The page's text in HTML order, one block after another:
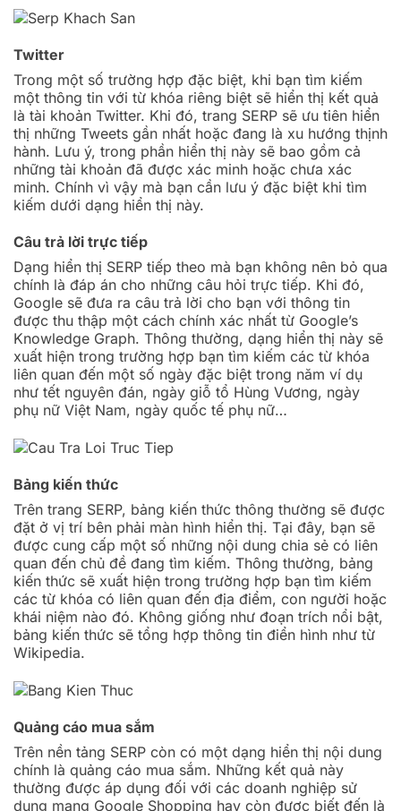
Twitter
Trong một số trường hợp đặc biệt, khi bạn tìm kiếm
một thông tin với từ khóa riêng biệt sẽ hiển thị kết quả
là tài khoản Twitter. Khi đó, trang SERP sẽ ưu tiên hiển
thị những Tweets gần nhất hoặc đang là xu hướng thịnh
hành. Lưu ý, trong phần hiển thị này sẽ bao gồm cả
những tài khoản đã được xác minh hoặc chưa xác
minh. Chính vì vậy mà bạn cần lưu ý đặc biệt khi tìm
kiếm dưới dạng hiển thị này.
Câu trả lời trực tiếp
Dạng hiển thị SERP tiếp theo mà bạn không nên bỏ qua
chính là đáp án cho những câu hỏi trực tiếp. Khi đó,
Google sẽ đưa ra câu trả lời cho bạn với thông tin
được thu thập một cách chính xác nhất từ Google’s
Knowledge Graph. Thông thường, dạng hiển thị này sẽ
xuất hiện trong trường hợp bạn tìm kiếm các từ khóa
liên quan đến một số ngày đặc biệt trong năm ví dụ
như tết nguyên đán, ngày giỗ tổ Hùng Vương, ngày
phụ nữ Việt Nam, ngày quốc tế phụ nữ…
Bảng kiến thức
Trên trang SERP, bảng kiến thức thông thường sẽ được
đặt ở vị trí bên phải màn hình hiển thị. Tại đây, bạn sẽ
được cung cấp một số những nội dung chia sẻ có liên
quan đến chủ đề đang tìm kiếm. Thông thường, bảng
kiến thức sẽ xuất hiện trong trường hợp bạn tìm kiếm
các từ khóa có liên quan đến địa điểm, con người hoặc
khái niệm nào đó. Không giống như đoạn trích nổi bật,
bảng kiến thức sẽ tổng hợp thông tin điển hình như từ
Wikipedia.
Quảng cáo mua sắm
Trên nền tảng SERP còn có một dạng hiển thị nội dung
chính là quảng cáo mua sắm. Những kết quả này
thường được áp dụng đối với các doanh nghiệp sử
dụng mạng Google Shopping hay còn được biết đến là